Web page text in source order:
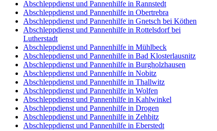
Abschleppdienst und Pannenhilfe in Rannstedt
Abschleppdienst und Pannenhilfe in Obertrebra
Abschleppdienst und Pannenhilfe in Gnetsch bei Köthen
Abschleppdienst und Pannenhilfe in Rottelsdorf bei
Lutherstadt
Abschleppdienst und Pannenhilfe in Mühlbeck
Abschleppdienst und Pannenhilfe in Bad Klosterlausnitz
Abschleppdienst und Pannenhilfe in Burgholzhausen
Abschleppdienst und Pannenhilfe in Nobitz
Abschleppdienst und Pannenhilfe in Thallwitz
Abschleppdienst und Pannenhilfe in Wolfen
Abschleppdienst und Pannenhilfe in Kahlwinkel
Abschleppdienst und Pannenhilfe in Drogen
Abschleppdienst und Pannenhilfe in Zehbitz
Abschleppdienst und Pannenhilfe in Eberstedt